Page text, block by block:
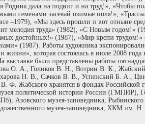
Родина дала на подвиг и на труд!», «Чтобы
семенами засевай озимые поля!»,
–1979), «Мы здесь прошли и вот отныне
мелодия труда» (1982), «С Новым годом!»
достойных!» (1987), «Мир крепи
(1987). Работы художника
жизни», которая состоялась в июле 2008
выставке были представлены работы
О. А., Голиков В. Н., Вотрин В. К.,
Н. В., Сачков В. В., Успенский Б. А.,
Ф. Жабского хранятся в фондах Российской
политической истории России (ГМПИР),
Азовского музея-заповедника, Рыбинского
музея-заповедника, ХКМ им. Н.